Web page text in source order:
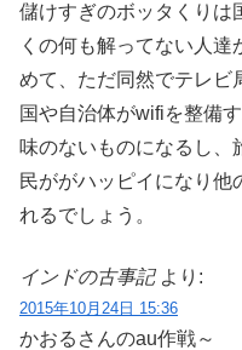
儲けすぎのボッタくりは
くの何も解ってない人
めて、ただ同然でテレビ
国や自治体がwifiを整備
味のないものになるし、
民ががハッピイになり他
れるでしょう。
インドの古事記 より:
2015年10月24日 15:36
かおるさんのau作戦～